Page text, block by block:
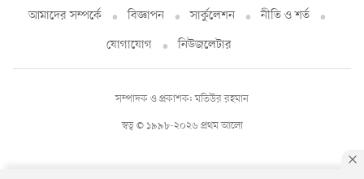
আমাদের সম্পর্কে বিজ্ঞাপন সার্কুলেশন
নীতি ও শর্ত
যোগাযোগ
নিউজলেটার
স্বত্ব © ১৯৯৮-২০২৬ প্রথম আলো
সম্পাদক ও প্রকাশক: মতিউর রহমান